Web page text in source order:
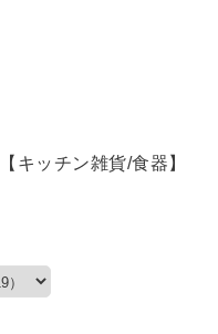
キッチン雑貨/食器】